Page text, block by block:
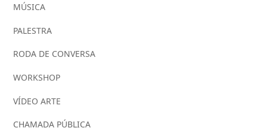
MÚSICA
PALESTRA
RODA DE CONVERSA
WORKSHOP
VÍDEO ARTE
CHAMADA PÚBLICA